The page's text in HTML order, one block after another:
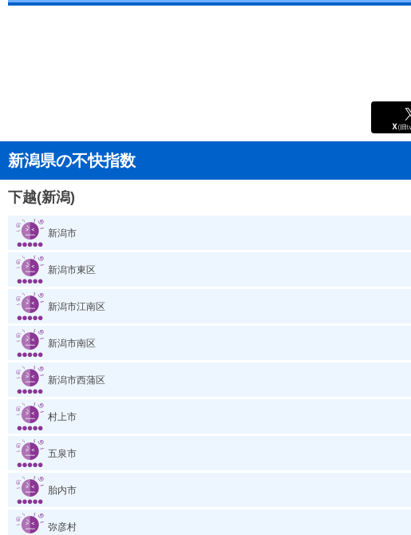
新潟県の不快指数
下越(新潟)
新潟市
新潟市東区
新潟市江南区
新潟市南区
新潟市西蒲区
村上市
五泉市
胎内市
弥彦村